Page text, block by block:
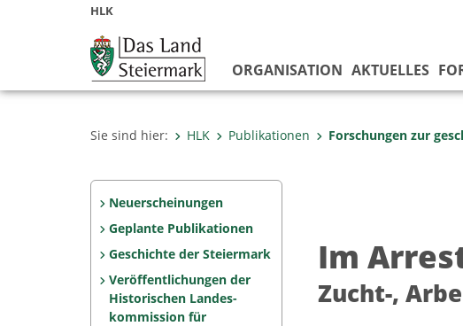
HLK
ORGANISATION AKTUELLES
Sie sind hier: HLK Publikationen Forschungen zur
Neuerscheinungen
Geplante Publikationen
Geschichte der Steiermark
Veröffentlichungen der
Historischen Landes­
kommission für
Im
Zucht-,